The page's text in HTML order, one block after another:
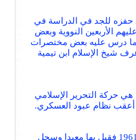
حفزه للجد في الدراسة في
الأربعين النووية وبعض
كما درس عليه بعض مختصرات
شيخ الإسلام ابن تيمية
هي حركة التحرير الإسلامي
أعقب نظام عبود العسكري.
التحق بكلية الآداب بجامعة الخرطوم ثم تركها ليذهب للدراسة بمصر، ثم ترك هذه وعاد إلى جامعة الخرطوم ليدرس الفلسفة (قسم الشرف) والاقتصاد، فلم يتخرج فيها إلا عام 1961 فقبل بها معيدا وسجل